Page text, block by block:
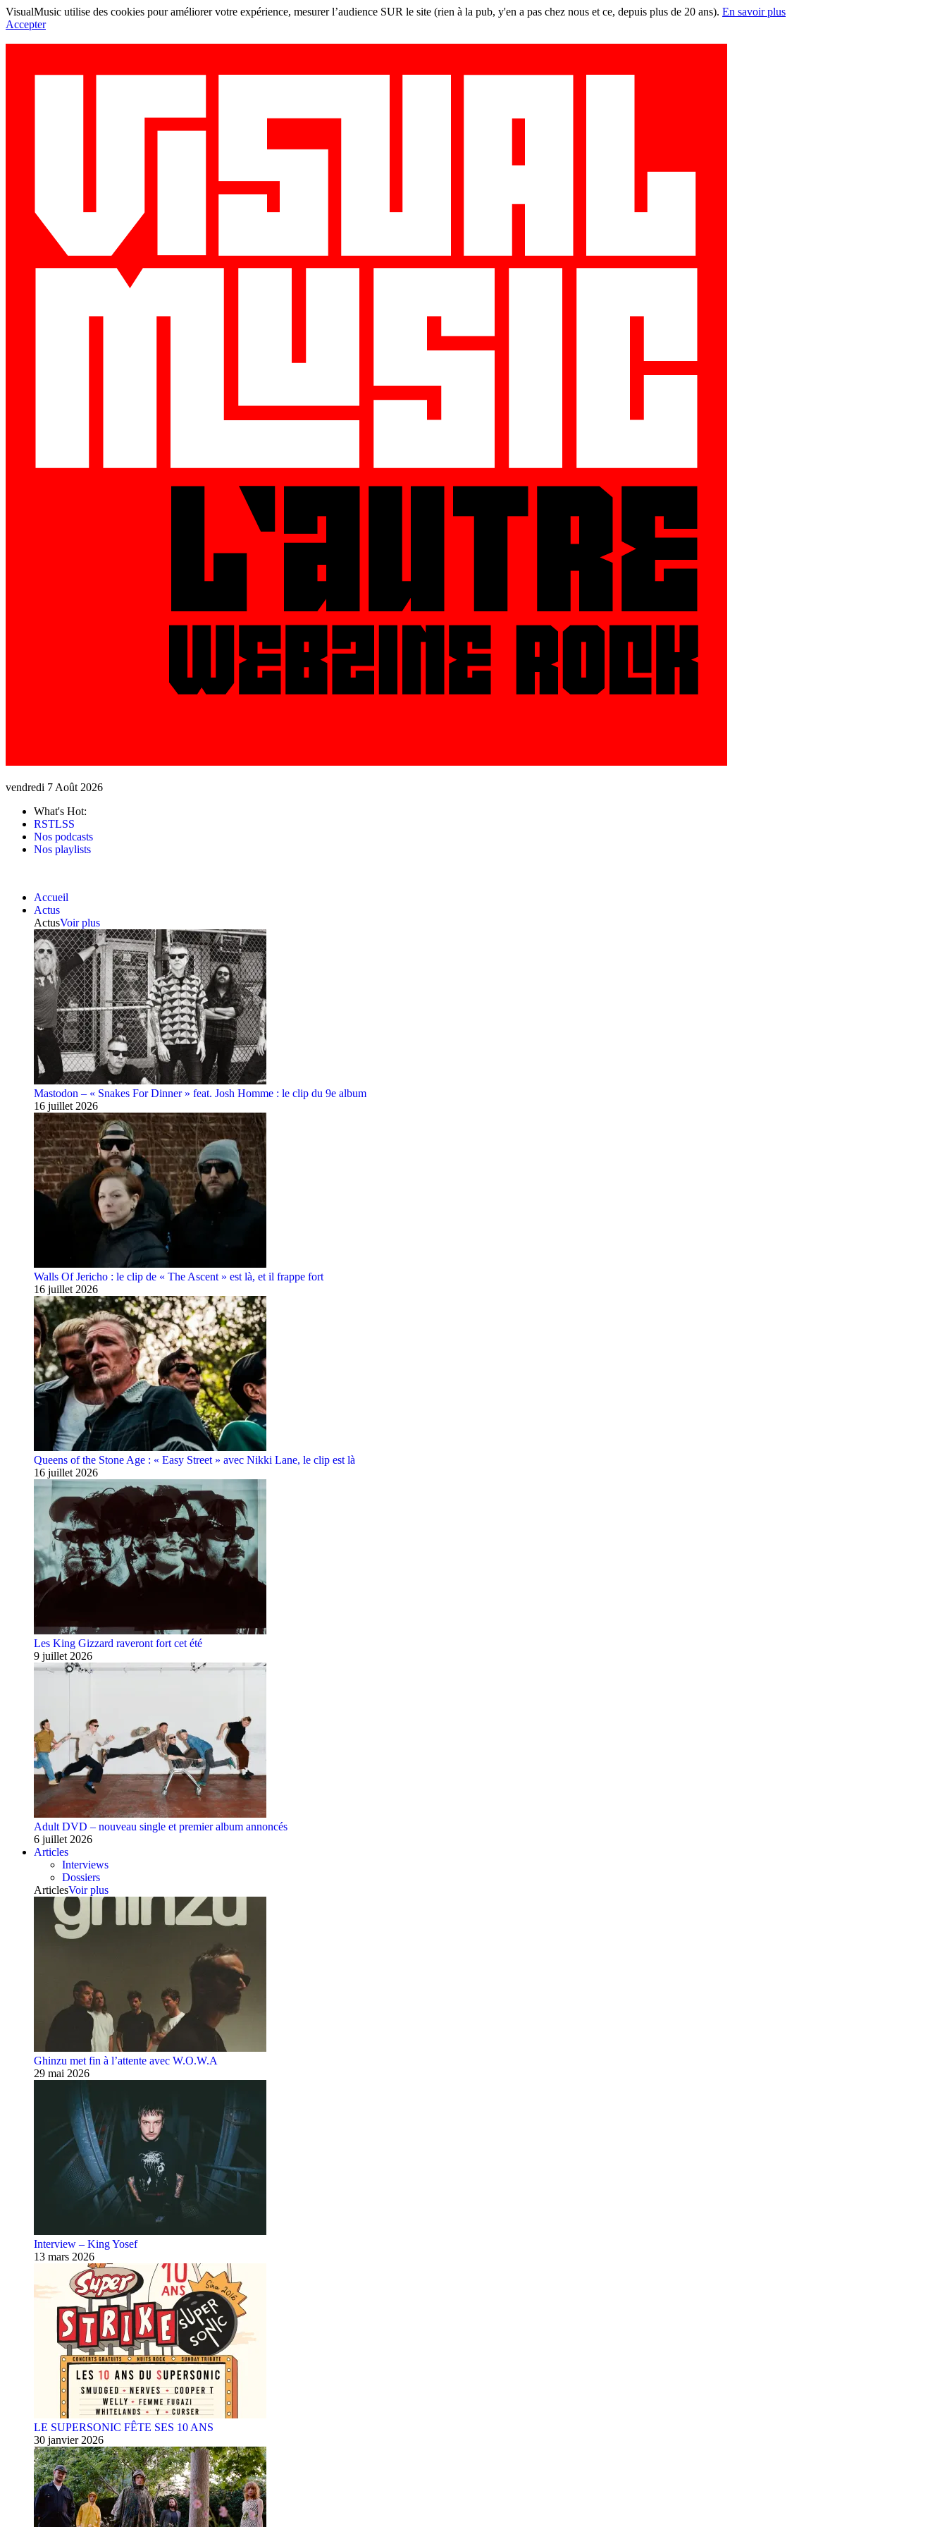
VisualMusic utilise des cookies pour améliorer votre expérience, mesurer l’audience SUR le site (rien à la pub, y'en a pas chez nous et ce, depuis plus de 20 ans). En savoir plus
Accepter
vendredi 7 Août 2026
What's Hot:
RSTLSS
Nos podcasts
Nos playlists
Accueil
Actus
ActusVoir plus
Mastodon – « Snakes For Dinner » feat. Josh Homme : le clip du 9e album
16 juillet 2026
Walls Of Jericho : le clip de « The Ascent » est là, et il frappe fort
16 juillet 2026
Queens of the Stone Age : « Easy Street » avec Nikki Lane, le clip est là
16 juillet 2026
Les King Gizzard raveront fort cet été
9 juillet 2026
Adult DVD – nouveau single et premier album annoncés
6 juillet 2026
Articles
Interviews
Dossiers
ArticlesVoir plus
Ghinzu met fin à l’attente avec W.O.W.A
29 mai 2026
Interview – King Yosef
13 mars 2026
LE SUPERSONIC FÊTE SES 10 ANS
30 janvier 2026